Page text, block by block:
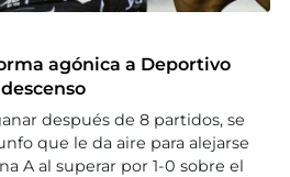
agónica a Deportivo
después de 8 partidos, se
que le da aire para alejarse
A al superar por 1-0 sobre el